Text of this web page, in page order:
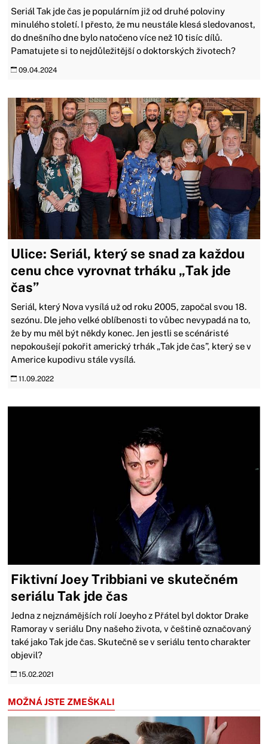
Seriál Tak jde čas je populárním již od druhé poloviny
minulého století. I přesto, že mu neustále klesá sledovanost,
do dnešního dne bylo natočeno více než 10 tisíc dílů.
Pamatujete si to nejdůležitější o doktorských životech?
09.04.2024
Ulice: Seriál, který se snad za každou
cenu chce vyrovnat trháku „Tak jde
čas”
Seriál, který Nova vysílá už od roku 2005, započal svou 18.
sezónu. Dle jeho velké oblíbenosti to vůbec nevypadá na to,
že by mu měl být někdy konec. Jen jestli se scénáristé
nepokoušejí pokořit americký trhák „Tak jde čas”, který se v
Americe kupodivu stále vysílá.
11.09.2022
Fiktivní Joey Tribbiani ve skutečném
seriálu Tak jde čas
Jedna z nejznámějších rolí Joeyho z Přátel byl doktor Drake
Ramoray v seriálu Dny našeho života, v češtině označovaný
také jako Tak jde čas. Skutečně se v seriálu tento charakter
objevil?
15.02.2021
MOŽNÁ JSTE ZMEŠKALI